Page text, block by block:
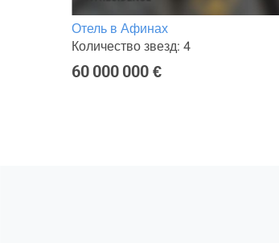
Отель в Афинах
Количество звезд: 4
60 000 000 €